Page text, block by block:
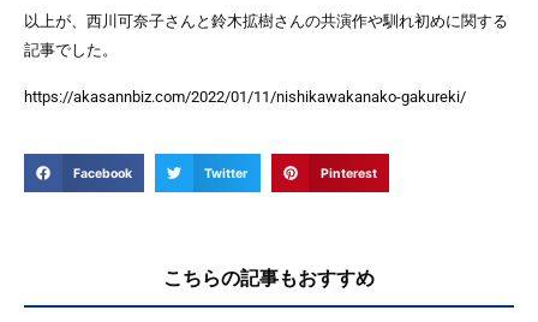
以上が、西川可奈子さんと鈴木拡樹さんの共演作や馴れ初めに関する
記事でした。
https://akasannbiz.com/2022/01/11/nishikawakanako-gakureki/
Facebook Twitter Pinterest
こちらの記事もおすすめ